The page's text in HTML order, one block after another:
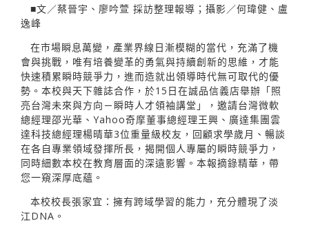
■文／蔡晉宇、廖吟萱 採訪整理報導；攝影／何瑋健、盧
逸峰
在市場瞬息萬變，產業界線日漸模糊的當代，充滿了機
會與挑戰，唯有培養變革的勇氣與持續創新的思維，才能
快速積累瞬時競爭力，進而造就出領導時代無可取代的優
勢。本校與天下雜誌合作，於15日在誠品信義店舉辦「照
亮台灣未來與方向－瞬時人才領袖講堂」，邀請台灣微軟
總經理邵光華、Yahoo奇摩董事總經理王興、廣達集團雲
達科技總經理楊晴華3位重量級校友，回顧求學歲月、暢談
在各自專業領域發揮所長，揭開個人專屬的瞬時競爭力，
同時細數本校在教育層面的深遠影響。本報摘錄精華，帶
您一窺深厚底蘊。
本校校長張家宜：擁有跨域學習的能力，充分體現了淡
江DNA。